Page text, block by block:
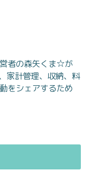
者の森矢くま☆が
家計管理、収納、料
をシェアするため